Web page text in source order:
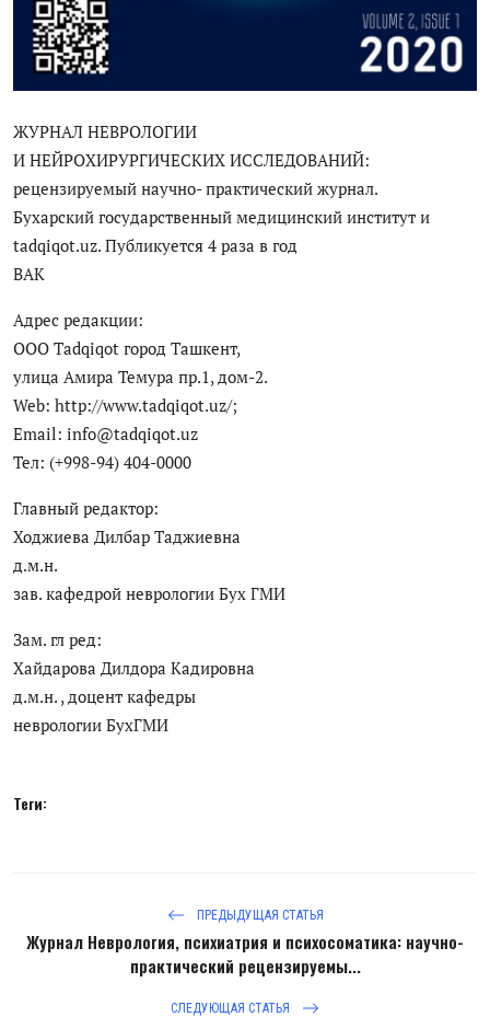
ЖУРНАЛ НЕВРОЛОГИИ
И НЕЙРОХИРУРГИЧЕСКИХ ИССЛЕДОВАНИЙ:
рецензируемый научно- практический журнал.
Бухарский государственный медицинский институт и
tadqiqot.uz. Публикуется 4 раза в год
ВАК
Адрес редакции:
ООО Tadqiqot город Ташкент,
улица Амира Темура пр.1, дом-2.
Web: http://www.tadqiqot.uz/;
Email: info@tadqiqot.uz
Тел: (+998-94) 404-0000
Главный редактор:
Ходжиева Дилбар Таджиевна
д.м.н.
зав. кафедрой неврологии Бух ГМИ
Зам. гл ред:
Хайдарова Дилдора Кадировна
д.м.н. , доцент кафедры
неврологии БухГМИ
Теги:
ПРЕДЫДУЩАЯ СТАТЬЯ
Журнал Неврология, психиатрия и психосоматика: научно-
практический рецензируемы...
СЛЕДУЮЩАЯ СТАТЬЯ